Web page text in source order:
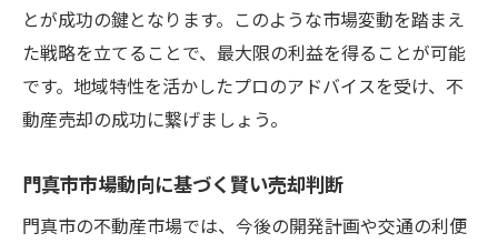
とが成功の鍵となります。このような市場変動を踏まえ
た戦略を立てることで、最大限の利益を得ることが可能
です。地域特性を活かしたプロのアドバイスを受け、不
動産売却の成功に繋げましょう。
門真市市場動向に基づく賢い売却判断
門真市の不動産市場では、今後の開発計画や交通の利便